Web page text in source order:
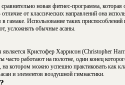
новая фитнес-программа,
от классических направлений она
гамаке. Использование таких
усложнять обычные асаны.
является Кристофер Харрисон (Christopher
часто работают на полотне, один конец
котором можно успешно практиковать как
и элементов воздушной гимнастики.